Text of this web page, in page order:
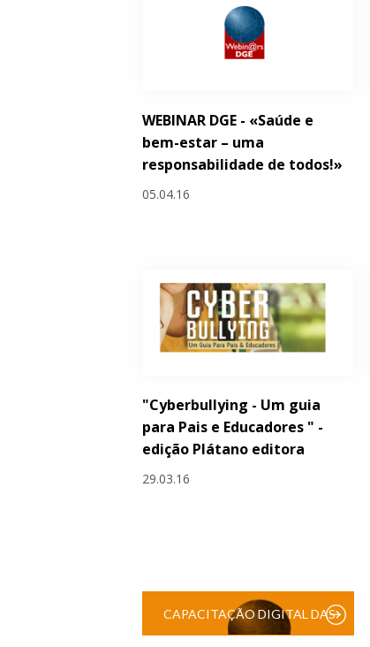
WEBINAR DGE - «Saúde e
bem-estar – uma
responsabilidade de todos!»
05.04.16
"Cyberbullying - Um guia
para Pais e Educadores " -
edição Plátano editora
29.03.16
CAPACITAÇÃO DIGITAL DAS